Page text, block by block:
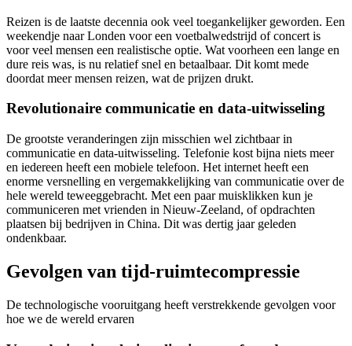
Reizen is de laatste decennia ook veel toegankelijker geworden. Een
weekendje naar Londen voor een voetbalwedstrijd of concert is
voor veel mensen een realistische optie. Wat voorheen een lange en
dure reis was, is nu relatief snel en betaalbaar. Dit komt mede
doordat meer mensen reizen, wat de prijzen drukt.
Revolutionaire communicatie en data-uitwisseling
De grootste veranderingen zijn misschien wel zichtbaar in
communicatie en data-uitwisseling. Telefonie kost bijna niets meer
en iedereen heeft een mobiele telefoon. Het internet heeft een
enorme versnelling en vergemakkelijking van communicatie over de
hele wereld teweeggebracht. Met een paar muisklikken kun je
communiceren met vrienden in Nieuw-Zeeland, of opdrachten
plaatsen bij bedrijven in China. Dit was dertig jaar geleden
ondenkbaar.
Gevolgen van tijd-ruimtecompressie
De technologische vooruitgang heeft verstrekkende gevolgen voor
hoe we de wereld ervaren